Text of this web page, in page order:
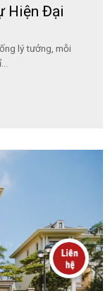
Hiện Đại
lý tưởng, mỗi